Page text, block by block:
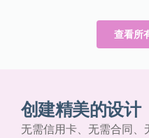
查看所
创建精美的设计
无需信用卡、无需合同、